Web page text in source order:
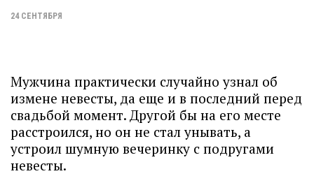
24 СЕНТЯБРЯ
Мужчина практически случайно узнал об
измене невесты, да еще и в последний перед
свадьбой момент. Другой бы на его месте
расстроился, но он не стал унывать, а
устроил шумную вечеринку с подругами
невесты.